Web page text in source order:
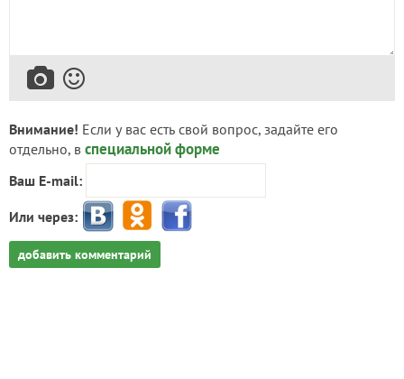
Внимание! Если у вас есть свой вопрос, задайте его
отдельно, в специальной форме
Ваш E-mail:
Или через:
добавить комментарий